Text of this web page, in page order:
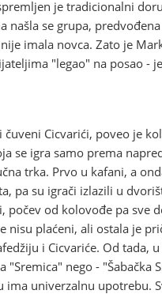
je tradicionalni
našla se grupa,
imala novca. Zato je
"legao" na posao -
čuveni Cicvarići, poveo je
se igra samo prema
trka. Prvo u kafani, a
pa su igrači izlazili u
počev od kolovođe pa sve
nisu plaćeni, ali ostala je
i Cicvariće. Od tada, u
"Sremica" nego - "Šabačka
ima univerzalnu upotrebu.